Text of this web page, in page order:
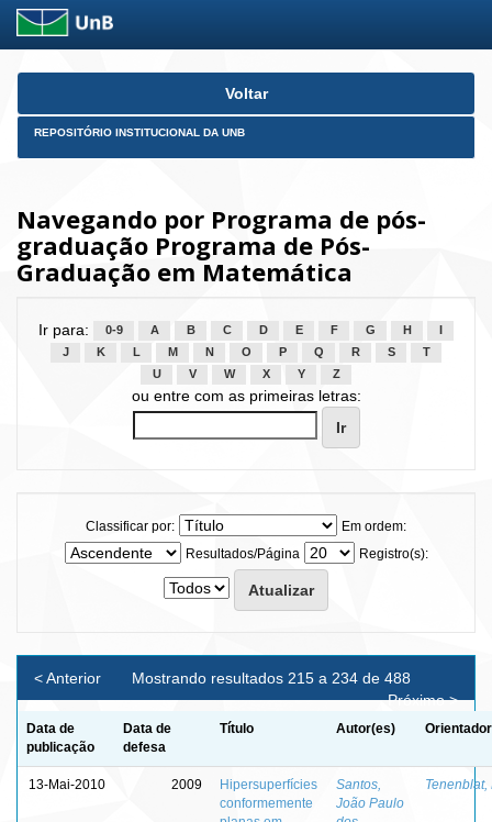
Skip
Voltar
REPOSITÓRIO INSTITUCIONAL DA UNB
Navegando por Programa de pós-
graduação Programa de Pós-
Graduação em Matemática
Ir para: 0-9 A B C D E F G H
J
K L M N O P Q R S
T
U
V W X Y Z
ou entre com as primeiras letras:
Classificar por:
Em ordem:
Resultados/Página
Registro(s):
Mostrando resultados 215 a 234 de 488
< Anterior
Próximo >
Data de
publicação
Data de
defesa
Título Autor(es)
13-Mai-2010 2009
Hipersuperfícies
conformemente
Santos,
João Paulo
Tenenblat,